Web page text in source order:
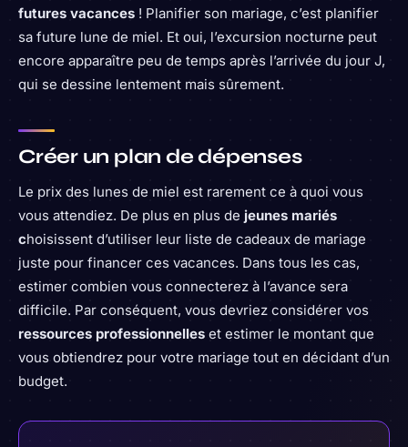
futures vacances ! Planifier son mariage, c’est planifier
sa future lune de miel. Et oui, l’excursion nocturne peut
encore apparaître peu de temps après l’arrivée du jour J,
qui se dessine lentement mais sûrement.
Créer un plan de dépenses
Le prix des lunes de miel est rarement ce à quoi vous
vous attendiez. De plus en plus de jeunes mariés
choisissent d’utiliser leur liste de cadeaux de mariage
juste pour financer ces vacances. Dans tous les cas,
estimer combien vous connecterez à l’avance sera
difficile. Par conséquent, vous devriez considérer vos
ressources professionnelles et estimer le montant que
vous obtiendrez pour votre mariage tout en décidant d’un
budget.